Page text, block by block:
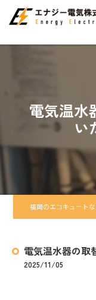
電気温水
い
電気温水器の取
2025/11/05